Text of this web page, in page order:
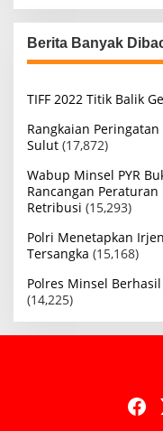
Berita Banyak
TIFF 2022 Titik Balik
Rangkaian
Sulut (17,872)
Wabup Minsel PYR
Rancangan
Retribusi (15,293)
Polri Menetapkan
Tersangka (15,168)
Polres Minsel
(14,225)